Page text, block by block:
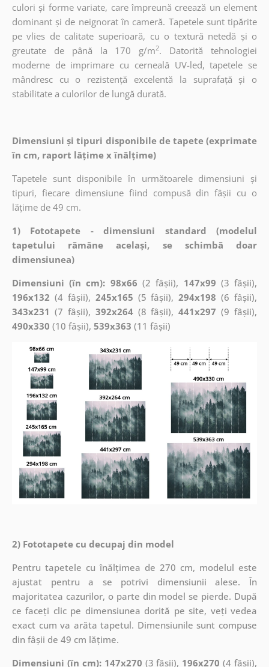
culori și forme variate, care împreună creează un element
dominant și de neignorat în cameră. Tapetele sunt tipărite
pe vlies de calitate superioară, cu o textură netedă și o
greutate de până la 170 g/m2. Datorită tehnologiei
moderne de imprimare cu cerneală UV-led, tapetele se
mândresc cu o rezistență excelentă la suprafață și o
stabilitate a culorilor de lungă durată.
Dimensiuni și tipuri disponibile de tapete (exprimate
în cm, raport lățime x înălțime)
Tapetele sunt disponibile în următoarele dimensiuni și
tipuri, fiecare dimensiune fiind compusă din fâșii cu o
lățime de 49 cm.
1) Fototapete - dimensiuni standard (modelul
tapetului rămâne același, se schimbă doar
dimensiunea)
Dimensiuni (în cm): 98x66 (2 fâșii), 147x99 (3 fâșii),
196x132 (4 fâșii), 245x165 (5 fâșii),294x198 (6 fâșii),
343x231 (7 fâșii), 392x264(8 fâșii),441x297 (9 fâșii),
490x330 (10 fâșii), 539x363 (11 fâșii)
2) Fototapete cu decupaj din model
Pentru tapetele cu înălțimea de 270 cm, modelul este
ajustat pentru a se potrivi dimensiunii alese. În
majoritatea cazurilor, o parte din model se pierde. După
ce faceți clic pe dimensiunea dorită pe site, veți vedea
exact cum va arăta tapetul. Dimensiunile sunt compuse
din fâșii de 49 cm lățime.
Dimensiuni (în cm): 147x270 (3 fâșii), 196x270 (4 fâșii),